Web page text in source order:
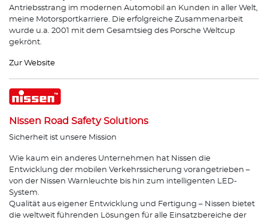
Antriebsstrang im modernen Automobil an Kunden in aller Welt,
meine Motorsportkarriere. Die erfolgreiche Zusammenarbeit
wurde u.a. 2001 mit dem Gesamtsieg des Porsche Weltcup
gekrönt.
Zur Website
Nissen Road Safety Solutions
Sicherheit ist unsere Mission
Wie kaum ein anderes Unternehmen hat Nissen die
Entwicklung der mobilen Verkehrssicherung vorangetrieben –
von der Nissen Warnleuchte bis hin zum intelligenten LED-
System.
Qualität aus eigener Entwicklung und Fertigung – Nissen bietet
die weltweit führenden Lösungen für alle Einsatzbereiche der